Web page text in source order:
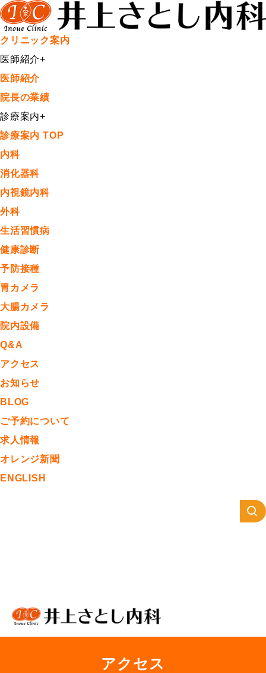
クリニック案内
医師紹介+
医師紹介
院長の業績
診療案内+
診療案内 TOP
内科
消化器科
内視鏡内科
外科
生活習慣病
健康診断
予防接種
胃カメラ
大腸カメラ
院内設備
Q&A
アクセス
お知らせ
BLOG
ご予約について
求人情報
オレンジ新聞
ENGLISH
アクセス